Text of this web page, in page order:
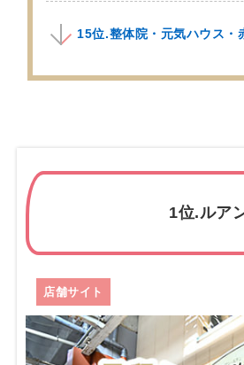
15位.整体院・元気ハウス・
1位.ルア
店舗サイト